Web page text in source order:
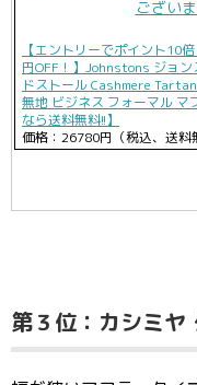
【エントリーでポイント10
円OFF！】Johnstons ジョン
ドストール Cashmere
無地 ビジネス フォーマル マ
なら送料無料!!】
価格：26780円（税込、送料
第３位：カシミヤ